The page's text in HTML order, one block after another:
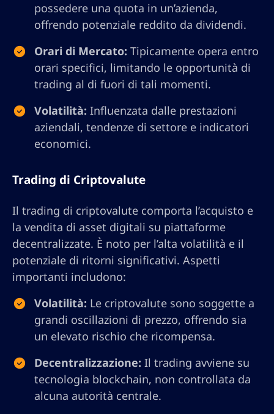
possedere una quota in un’azienda,
offrendo potenziale reddito da dividendi.
Orari di Mercato: Tipicamente opera entro
orari specifici, limitando le opportunità di
trading al di fuori di tali momenti.
Volatilità: Influenzata dalle prestazioni
aziendali, tendenze di settore e indicatori
economici.
Trading di Criptovalute
Il trading di criptovalute comporta l’acquisto e
la vendita di asset digitali su piattaforme
decentralizzate. È noto per l’alta volatilità e il
potenziale di ritorni significativi. Aspetti
importanti includono:
Volatilità: Le criptovalute sono soggette a
grandi oscillazioni di prezzo, offrendo sia
un elevato rischio che ricompensa.
Decentralizzazione: Il trading avviene su
tecnologia blockchain, non controllata da
alcuna autorità centrale.